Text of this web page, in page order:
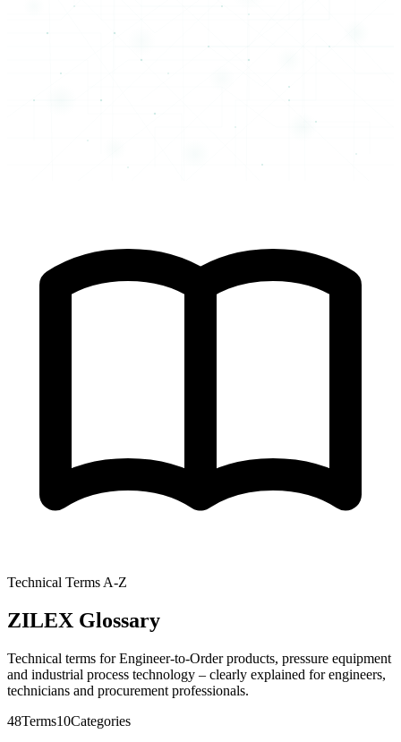
Technical Terms A-Z
ZILEX Glossary
Technical terms for Engineer-to-Order products, pressure equipment
and industrial process technology – clearly explained for engineers,
technicians and procurement professionals.
48Terms10Categories